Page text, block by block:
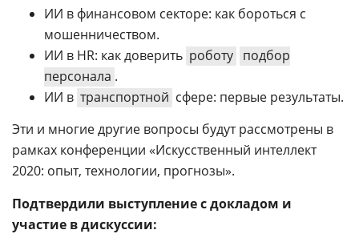
ИИ в финансовом секторе: как бороться с
мошенничеством.
ИИ в HR: как доверить роботу подбор
персонала .
ИИ в транспортной сфере: первые результаты.
Эти и многие другие вопросы будут рассмотрены в
рамках конференции «Искусственный интеллект
2020: опыт, технологии, прогнозы».
Подтвердили выступление с докладом и
участие в дискуссии: